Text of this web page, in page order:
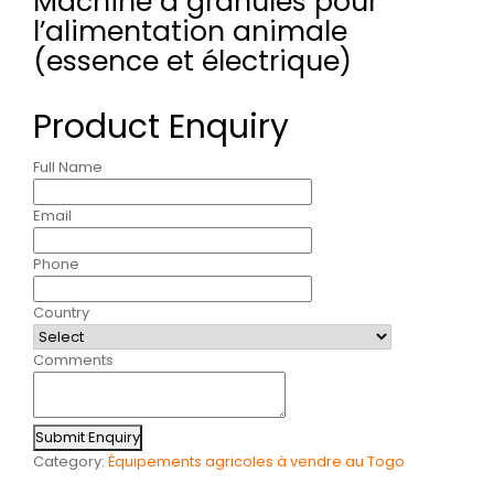
l’alimentation animale
(essence et électrique)
Product Enquiry
Full Name
Email
Phone
Country
Comments
Submit Enquiry
Category: Équipements agricoles à vendre au Togo